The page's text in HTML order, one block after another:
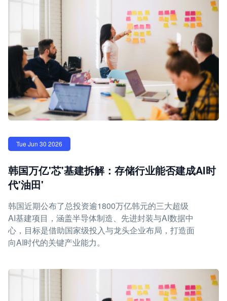
Tue Jun 30 2026
韩国万亿'芯'基建拆解：存储行业能否建成AI时
代'油田'
韩国近期公布了总投资逾1800万亿韩元的三大超级
AI基建项目，涵盖半导体制造、先进封装与AI数据中
心，目标是借助国家级投入与龙头企业布局，打造面
向AI时代的关键产业能力。